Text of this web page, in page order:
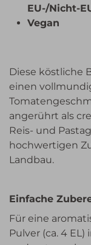
EU-/Nicht-
Vegan
Diese köstliche
einen
angerührt als
Reis- und
hochwertigen
Landbau.
Einfache
Für eine
Pulver (ca. 4